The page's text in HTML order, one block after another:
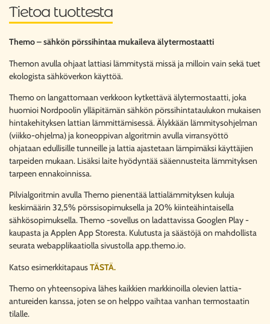
Tietoa tuottesta
Themo – sähkön pörssihintaa mukaileva älytermostaatti
Themon avulla ohjaat lattiasi lämmitystä missä ja milloin vain sekä tuet
ekologista sähköverkon käyttöä.
Themo on langattomaan verkkoon kytkettävä älytermostaatti, joka
huomioi Nordpoolin ylläpitämän sähkön pörssihintataulukon mukaisen
hintakehityksen lattian lämmittämisessä. Älykkään lämmitysohjelman
(viikko-ohjelma) ja koneoppivan algoritmin avulla virransyöttö
ohjataan edullisille tunneille ja lattia ajastetaan lämpimäksi käyttäjien
tarpeiden mukaan. Lisäksi laite hyödyntää sääennusteita lämmityksen
tarpeen ennakoinnissa.
Pilvialgoritmin avulla Themo pienentää lattialämmityksen kuluja
keskimäärin 32,5% pörssisopimuksella ja 20% kiinteähintaisella
sähkösopimuksella. Themo -sovellus on ladattavissa Googlen Play -
kaupasta ja Applen App Storesta. Kulutusta ja säästöjä on mahdollista
seurata webapplikaatiolla sivustolla app.themo.io.
Katso esimerkkitapausTÄSTÄ.
Themo on yhteensopiva lähes kaikkien markkinoilla olevien lattia-
antureiden kanssa, joten se on helppo vaihtaa vanhan termostaatin
tilalle.